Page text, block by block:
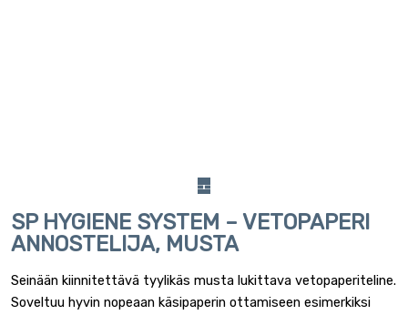
SP HYGIENE SYSTEM – VETOPAPERI
ANNOSTELIJA, MUSTA
Seinään kiinnitettävä tyylikäs musta lukittava vetopaperiteline.
Soveltuu hyvin nopeaan käsipaperin ottamiseen esimerkiksi